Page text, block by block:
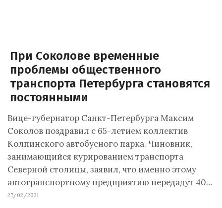
При Соколове временные
проблемы общественного
транспорта Петербурга становятся
постоянными
Вице-губернатор Санкт-Петербурга Максим
Соколов поздравил с 65-летием коллектив
Колпинского автобусного парка. Чиновник,
занимающийся курированием транспорта
Северной столицы, заявил, что именно этому
автотранспортному предприятию передадут 40…
27/02/2021